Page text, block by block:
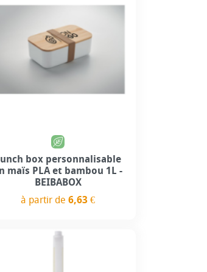
box personnalisable
maïs PLA et bambou 1L -
BEIBABOX
à partir de6,63 €